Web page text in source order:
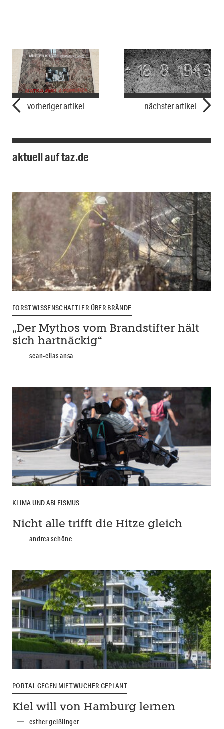
vorheriger artikel nächster artikel
aktuell auf taz.de
FORSTWISSENSCHAFTLER ÜBER BRÄNDE
„Der Mythos vom Brandstifter hält
sich hartnäckig“
sean-elias ansa
KLIMA UND ABLEISMUS
Nicht alle trifft die Hitze gleich
andrea schöne
PORTAL GEGEN MIETWUCHER GEPLANT
Kiel will von Hamburg lernen
esther geißlinger